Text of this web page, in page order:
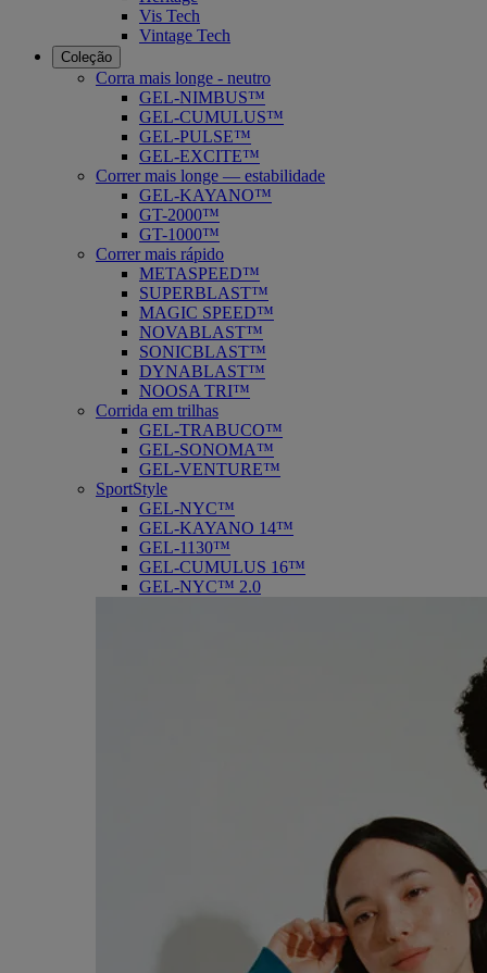
Vis Tech
Vintage Tech
Coleção
Corra mais longe - neutro
GEL-NIMBUS™
GEL-CUMULUS™
GEL-PULSE™
GEL-EXCITE™
Correr mais longe — estabilidade
GEL-KAYANO™
GT-2000™
GT-1000™
Correr mais rápido
METASPEED™
SUPERBLAST™
MAGIC SPEED™
NOVABLAST™
SONICBLAST™
DYNABLAST™
NOOSA TRI™
Corrida em trilhas
GEL-TRABUCO™
GEL-SONOMA™
GEL-VENTURE™
SportStyle
GEL-NYC™
GEL-KAYANO 14™
GEL-1130™
GEL-CUMULUS 16™
GEL-NYC™ 2.0